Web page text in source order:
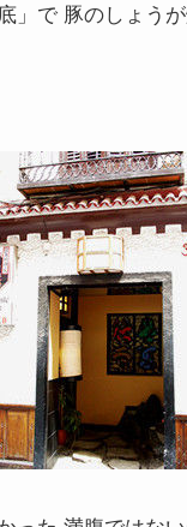
」で 豚のしょう